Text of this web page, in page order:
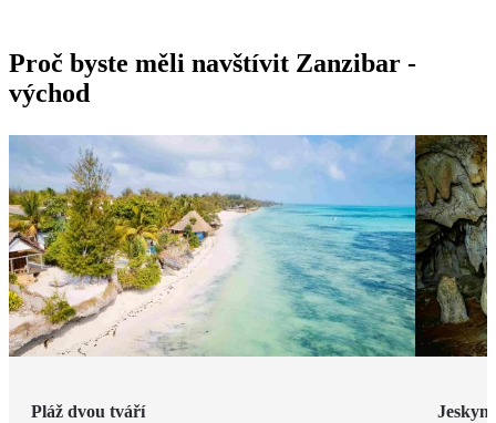
Proč byste měli navštívit Zanzibar -
východ
Pláž dvou tváří